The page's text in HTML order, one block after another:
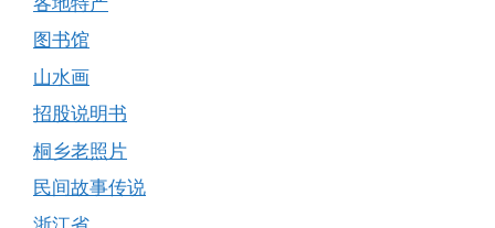
图书馆
山水画
招股说明书
桐乡老照片
民间故事传说